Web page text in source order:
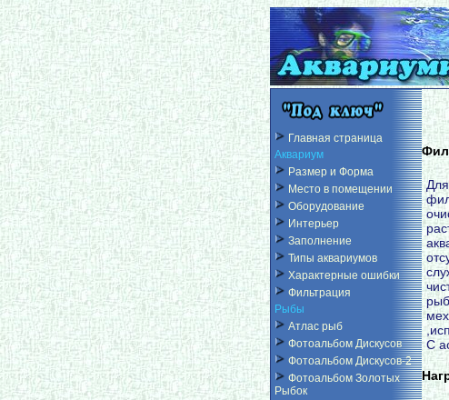
Главная страница
Аквариум
Размер и Форма
Место в помещении
Оборудование
Интерьер
Заполнение
Типы аквариумов
Характерные ошибки
Фильтрация
Рыбы
Атлас рыб
Фотоальбом Дискусов
Фотоальбом Дискусов-2
Фотоальбом Золотых
Рыбок
С